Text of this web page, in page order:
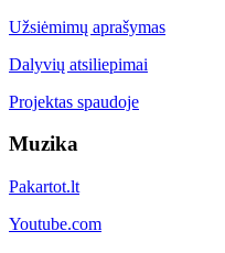
Užsiėmimų aprašymas
Dalyvių atsiliepimai
Projektas spaudoje
Muzika
Pakartot.lt
Youtube.com